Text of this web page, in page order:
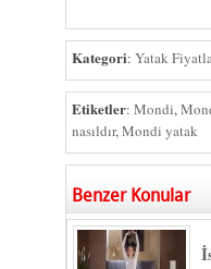
Kategori: Yatak
Etiketler: Mondi,
nasıldır,Mondi yatak
Benzer Konular